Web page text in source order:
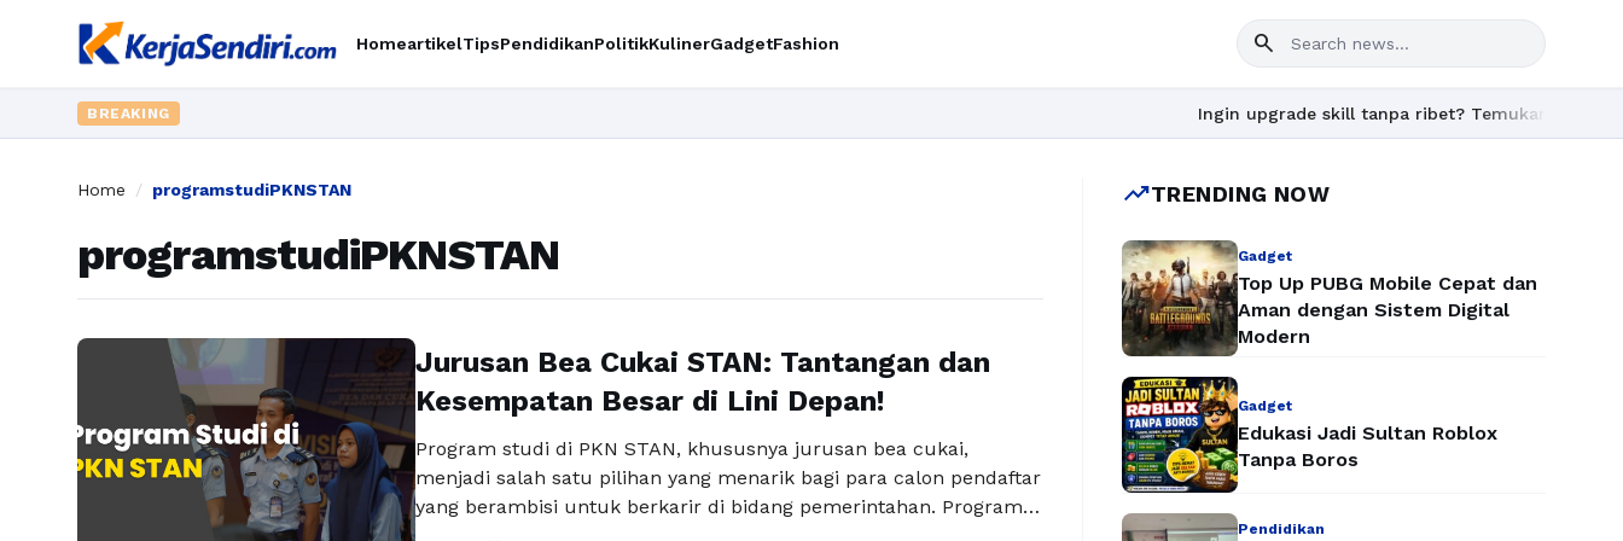
HomeartikelTipsPendidikanPolitikKulinerGadgetFashion search
BREAKING Ingin upgrade skill tanpa ribet? Temukan kelas seru
Home / programstudiPKNSTAN
programstudiPKNSTAN
Jurusan Bea Cukai STAN: Tantangan dan
Kesempatan Besar di Lini Depan!
Program studi di PKN STAN, khususnya jurusan bea cukai,
menjadi salah satu pilihan yang menarik bagi para calon pendaftar
yang berambisi untuk berkarir di bidang pemerintahan. Program
ini tidak hanya menawarkan pengetahuan mendalam tentang
trending_upTRENDING NOW
Gadget
Top Up PUBG Mobile Cepat dan
Aman dengan Sistem Digital
Modern
Gadget
Edukasi Jadi Sultan Roblox
Tanpa Boros
Pendidikan